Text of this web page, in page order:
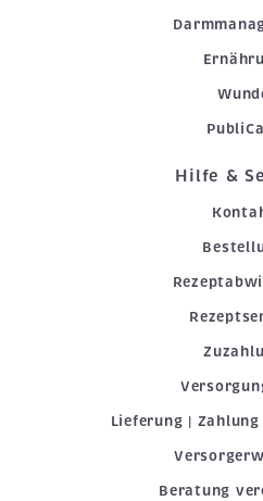
Hilfe &
Lieferung |
Beratung